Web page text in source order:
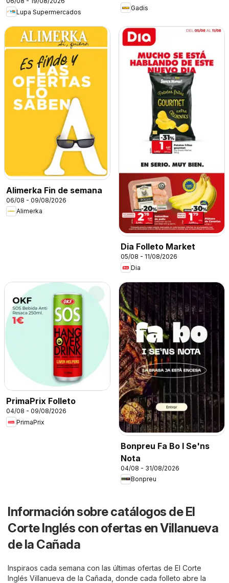
Lupa Supermercados
Gadis
Alimerka Fin de semana
06/08 - 09/08/2026
Alimerka
Dia Folleto Market
05/08 - 11/08/2026
Dia
PrimaPrix Folleto
04/08 - 09/08/2026
PrimaPrix
Bonpreu Fa Bo I Se'ns
Nota
04/08 - 31/08/2026
Bonpreu
Información sobre catálogos de El
Corte Inglés con ofertas en Villanueva
de la Cañada
Inspiraos cada semana con las últimas ofertas de El Corte
Inglés Villanueva de la Cañada, donde cada folleto abre la